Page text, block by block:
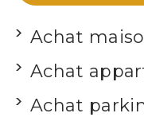
Achat
Achat
Achat